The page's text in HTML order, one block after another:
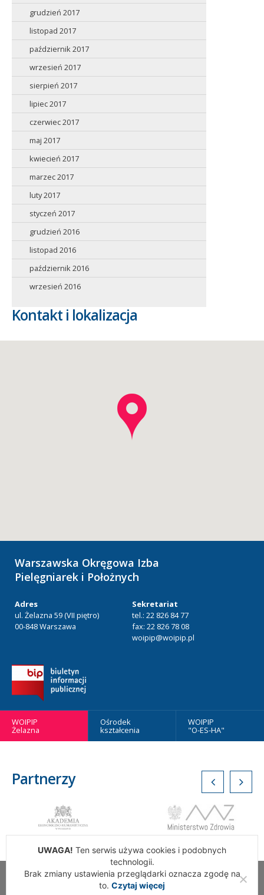
grudzień 2017
listopad 2017
październik 2017
wrzesień 2017
sierpień 2017
lipiec 2017
czerwiec 2017
maj 2017
kwiecień 2017
marzec 2017
luty 2017
styczeń 2017
grudzień 2016
listopad 2016
październik 2016
wrzesień 2016
Kontakt i lokalizacja
Warszawska Okręgowa Izba
Pielęgniarek i Położnych
Adres
ul. Żelazna 59 (VII piętro)
00-848 Warszawa
Sekretariat
tel.: 22 826 84 77
fax: 22 826 78 08
woipip@woipip.pl
WOIPIP
Żelazna
Ośrodek
kształcenia
WOIPIP
"O-ES-HA"
Partnerzy
Wszelkie Prawa Zastrzeżone. Warszawska Okręgowa Izba
Pielęgniarek i Położnych
UWAGA! Ten serwis używa cookies i podobnych
technologii.
Brak zmiany ustawienia przeglądarki oznacza zgodę na
to. Czytaj więcej